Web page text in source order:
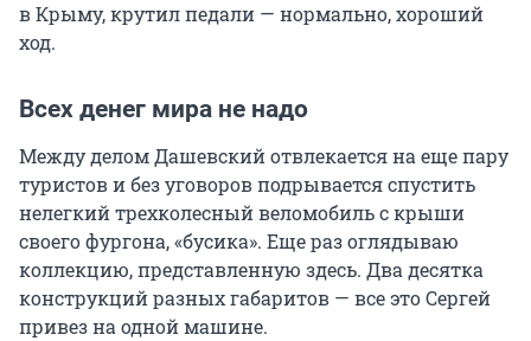
в Крыму, крутил педали — нормально, хороший
ход.
Всех денег мира не надо
Между делом Дашевский отвлекается на еще пару
туристов и без уговоров подрывается спустить
нелегкий трехколесный веломобиль с крыши
своего фургона, «бусика». Еще раз оглядываю
коллекцию, представленную здесь. Два десятка
конструкций разных габаритов — все это Сергей
привез на одной машине.